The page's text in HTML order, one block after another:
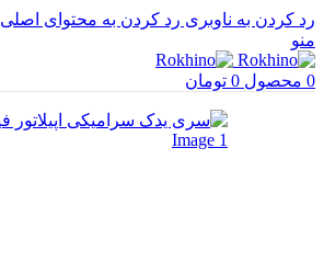
رد کردن به ناوبری رد کردن به محتوای اصلی
منو
0 محصول 0 تومان